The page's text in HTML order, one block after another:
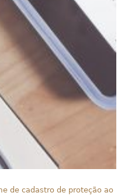
de cadastro de proteção ao